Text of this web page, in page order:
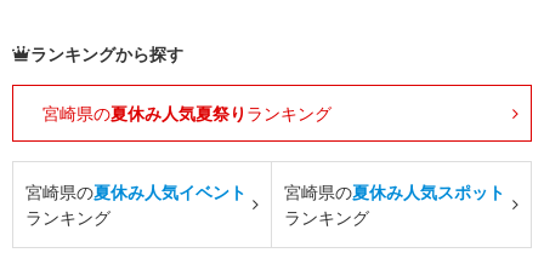
ランキングから探す
宮崎県の夏休み人気夏祭り ランキング
宮崎県の夏休み人気イベント
ランキング
宮崎県の夏休み人気スポット
ランキング